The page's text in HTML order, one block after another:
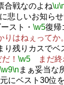
合戦なのよね\u
悲しいお知らせ
スト・ \w5復帰
りはねぇってか。
り残りカスでベ
！ \w5まだ終
\w9\n まぁ妥当な
にベスト30位